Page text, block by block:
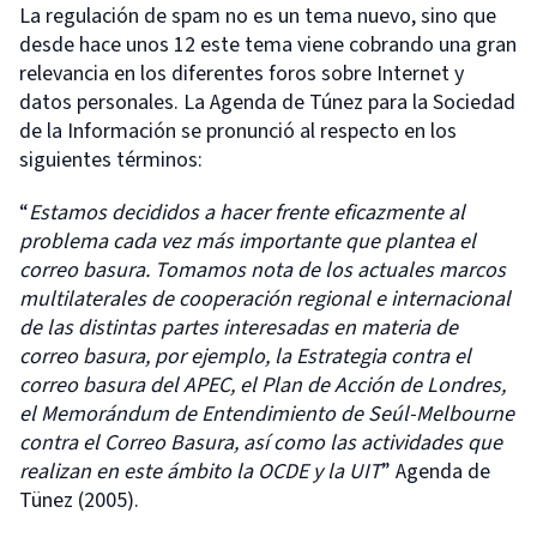
La regulación de spam no es un tema nuevo, sino que
desde hace unos 12 este tema viene cobrando una gran
relevancia en los diferentes foros sobre Internet y
datos personales. La Agenda de Túnez para la Sociedad
de la Información se pronunció al respecto en los
siguientes términos:
“Estamos decididos a hacer frente eficazmente al
problema cada vez más importante que plantea el
correo basura. Tomamos nota de los actuales marcos
multilaterales de cooperación regional e internacional
de las distintas partes interesadas en materia de
correo basura, por ejemplo, la Estrategia contra el
correo basura del APEC, el Plan de Acción de Londres,
el Memorándum de Entendimiento de Seúl-Melbourne
contra el Correo Basura, así como las actividades que
realizan en este ámbito la OCDE y la UIT” Agenda de
Tünez (2005).